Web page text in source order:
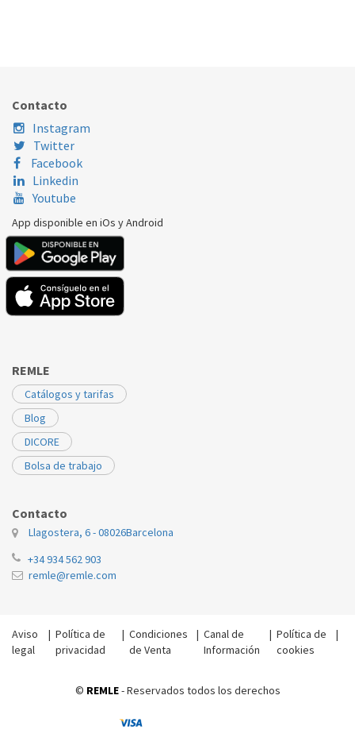
Contacto
Instagram
Twitter
Facebook
Linkedin
Youtube
App disponible en iOs y Android
REMLE
Catálogos y tarifas
Blog
DICORE
Bolsa de trabajo
Contacto
Llagostera, 6 - 08026Barcelona
+34 934 562 903
remle@remle.com
Aviso
legal
| Política de
privacidad
|Condiciones
de Venta
|Canal de
Información
| Política de
cookies
|
© REMLE- Reservados todos los derechos